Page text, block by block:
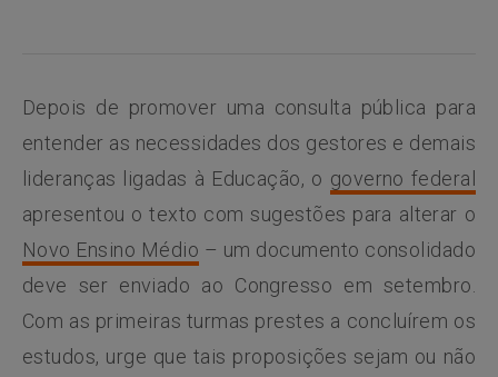
Depois de promover uma consulta pública para
entender as necessidades dos gestores e demais
lideranças ligadas à Educação, o governo federal
apresentou o texto com sugestões para alterar o
Novo Ensino Médio – um documento consolidado
deve ser enviado ao Congresso em setembro.
Com as primeiras turmas prestes a concluírem os
estudos, urge que tais proposições sejam ou não